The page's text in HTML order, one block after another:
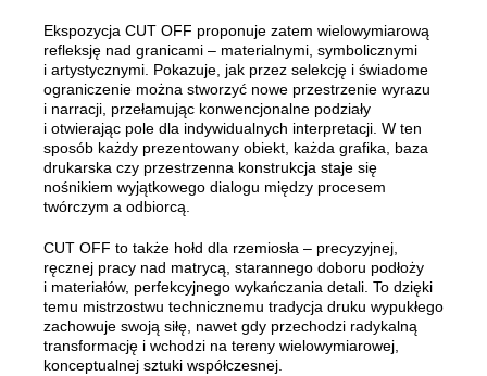
Ekspozycja CUT OFF proponuje zatem wielowymiarową
refleksję nad granicami – materialnymi, symbolicznymi
i artystycznymi. Pokazuje, jak przez selekcję i świadome
ograniczenie można stworzyć nowe przestrzenie wyrazu
i narracji, przełamując konwencjonalne podziały
i otwierając pole dla indywidualnych interpretacji. W ten
sposób każdy prezentowany obiekt, każda grafika, baza
drukarska czy przestrzenna konstrukcja staje się
nośnikiem wyjątkowego dialogu między procesem
twórczym a odbiorcą.
CUT OFF to także hołd dla rzemiosła – precyzyjnej,
ręcznej pracy nad matrycą, starannego doboru podłoży
i materiałów, perfekcyjnego wykańczania detali. To dzięki
temu mistrzostwu technicznemu tradycja druku wypukłego
zachowuje swoją siłę, nawet gdy przechodzi radykalną
transformację i wchodzi na tereny wielowymiarowej,
konceptualnej sztuki współczesnej.